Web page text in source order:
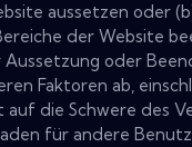
aussetzen oder
der Website
Aussetzung oder
Faktoren ab,
die Schwere des
für andere